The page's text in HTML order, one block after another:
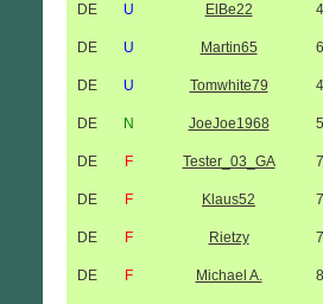
DE U ElBe22
DE U Martin65
DE U Tomwhite79
DE N JoeJoe1968
DE F Tester_03_GA
DE F Klaus52
DE F Rietzy
DE F Michael A.